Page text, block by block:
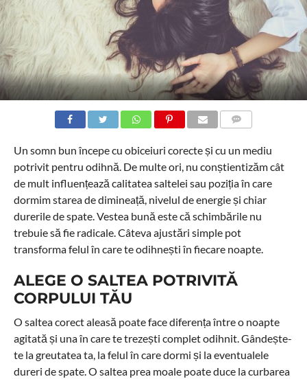
Un somn bun începe cu obiceiuri corecte și cu un mediu
potrivit pentru odihnă. De multe ori, nu conștientizăm cât
de mult influențează calitatea saltelei sau poziția în care
dormim starea de dimineață, nivelul de energie și chiar
durerile de spate. Vestea bună este că schimbările nu
trebuie să fie radicale. Câteva ajustări simple pot
transforma felul în care te odihnești în fiecare noapte.
ALEGE O SALTEA POTRIVITĂ
CORPULUI TĂU
O saltea corect aleasă poate face diferența între o noapte
agitată și una în care te trezești complet odihnit. Gândește-
te la greutatea ta, la felul în care dormi și la eventualele
dureri de spate. O saltea prea moale poate duce la curbarea